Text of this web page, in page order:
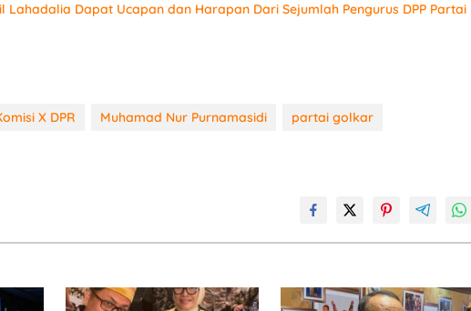
Lahadalia Dapat Ucapan dan Harapan Dari Sejumlah Pengurus DPP Partai
X DPR Muhamad Nur Purnamasidi
partai golkar